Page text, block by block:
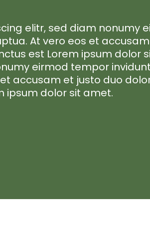
elitr, sed diam nonumy
At vero eos et
est Lorem ipsum dolor
eirmod tempor
accusam et justo duo
ipsum dolor sit amet.